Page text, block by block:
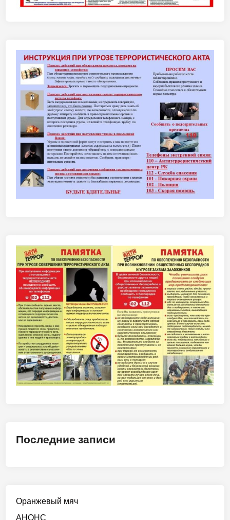
Последние записи
Оранжевый мяч
АНОНС